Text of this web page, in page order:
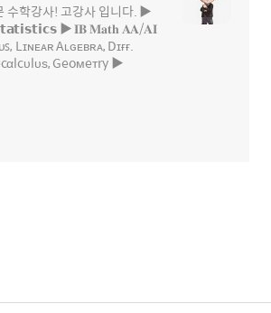
수학강사! 고강사 입니다. ▶
▶ 𝐈𝐁 𝐌𝐚𝐭𝐡 𝐀𝐀/𝐀𝐈
Lɪɴᴇᴀʀ Aʟɢᴇʙʀᴀ, Dɪғғ.
Geoмeтry ▶